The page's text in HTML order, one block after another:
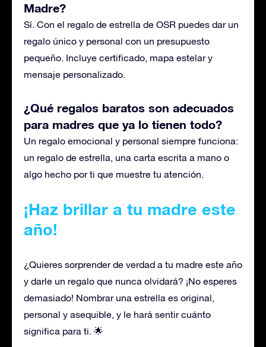
Madre?
Sí. Con el regalo de estrella de OSR puedes dar un
regalo único y personal con un presupuesto
pequeño. Incluye certificado, mapa estelar y
mensaje personalizado.
¿Qué regalos baratos son adecuados
para madres que ya lo tienen todo?
Un regalo emocional y personal siempre funciona:
un regalo de estrella, una carta escrita a mano o
algo hecho por ti que muestre tu atención.
¡Haz brillar a tu madre este
año!
¿Quieres sorprender de verdad a tu madre este año
y darle un regalo que nunca olvidará? ¡No esperes
demasiado! Nombrar una estrella es original,
personal y asequible, y le hará sentir cuánto
significa para ti. 🌟